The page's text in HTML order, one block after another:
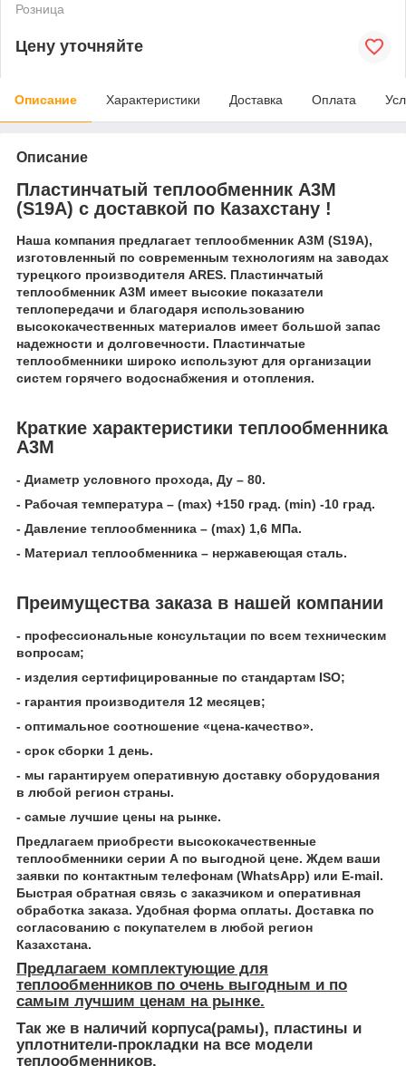
Розница
Цену уточняйте
Описание Характеристики Доставка Оплата
Описание
Пластинчатый теплообменник А3M
(S19А) с доставкой по Казахстану !
Наша компания предлагает теплообменник А3M (S19A),
изготовленный по современным технологиям на заводах
турецкого производителя ARES. Пластинчатый
теплообменник А3M имеет высокие показатели
теплопередачи и благодаря использованию
высококачественных материалов имеет большой запас
надежности и долговечности. Пластинчатые
теплообменники широко используют для организации
систем горячего водоснабжения и отопления.
Краткие характеристики теплообменника
А3M
- Диаметр условного прохода, Ду – 80.
- Рабочая температура – (mах) +150 град. (min) -10 град.
- Давление теплообменника – (mах) 1,6 МПа.
- Материал теплообменника – нержавеющая сталь.
Преимущества заказа в нашей компании
- профессиональные консультации по всем техническим
вопросам;
- изделия сертифицированные по стандартам ISO;
- гарантия производителя 12 месяцев;
- оптимальное соотношение «цена-качество».
- срок сборки 1 день.
- мы гарантируем оперативную доставку оборудования
в любой регион страны.
- самые лучшие цены на рынке.
Предлагаем приобрести высококачественные
теплообменники серии А по выгодной цене. Ждем ваши
заявки по контактным телефонам (WhatsApp) или Е-mail.
Быстрая обратная связь с заказчиком и оперативная
обработка заказа. Удобная форма оплаты. Доставка по
согласованию с покупателем в любой регион
Казахстана.
Предлагаем комплектующие для
теплообменников по очень выгодным и по
самым лучшим ценам на рынке.
Так же в наличий корпуса(рамы), пластины и
уплотнители-прокладки на все модели
теплообменников.